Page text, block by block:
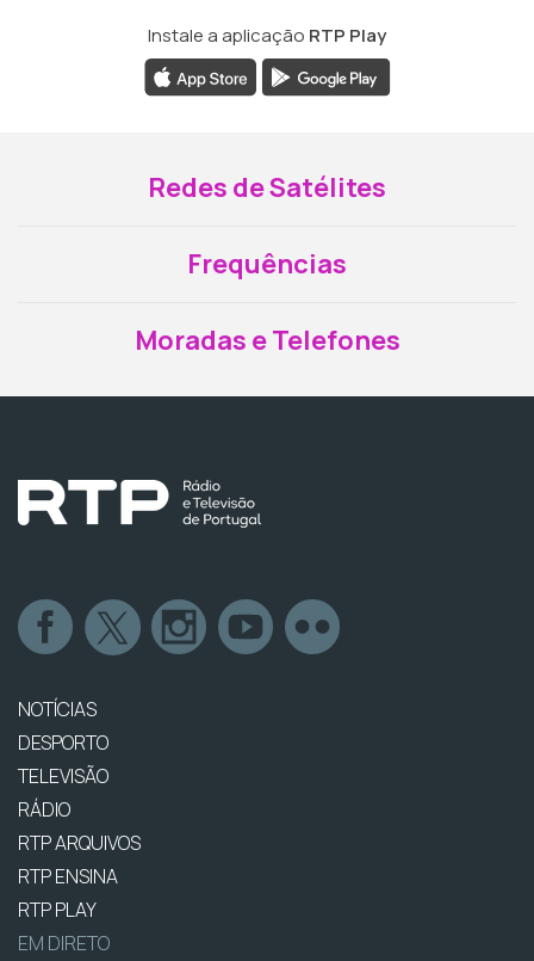
Instale a aplicação RTP Play
Redes de Satélites
Frequências
Moradas e Telefones
NOTÍCIAS
DESPORTO
TELEVISÃO
RÁDIO
RTP ARQUIVOS
RTP ENSINA
RTP PLAY
EM DIRETO